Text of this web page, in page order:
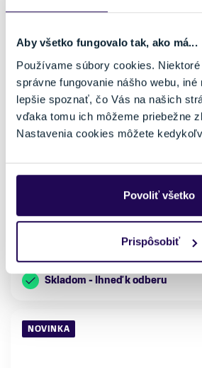
Aby všetko fungovalo tak, ako má...
Používame súbory cookies.
správne fungovanie nášho webu, iné
lepšie spoznať, čo Vás na našich
vďaka tomu ich môžeme priebežne
Nastavenia cookies môžete
Povoliť všetko
Prispôsobiť
Sedlo Selle Royal Vaia
69,95 €
Skladom - Ihneď k odberu
NOVINKA